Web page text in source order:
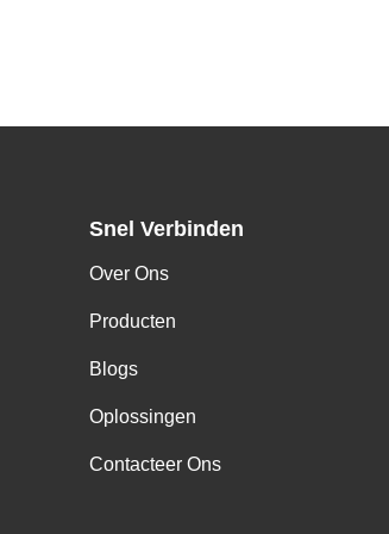
Snel Verbinden
Over Ons
Producten
Blogs
Oplossingen
Contacteer Ons